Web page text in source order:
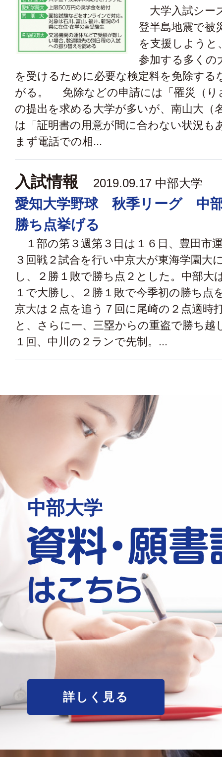
大学入試シー
登半島地震で被
を支援しようと
参加する多くの
を受けるために必要な検定料を免除する
がる。 免除などの申請には「罹災（り
の提出を求める大学が多いが、南山大（
は「証明書の用意が間に合わない状況も
まず電話での相...
入試情報 2019.09.17 中部大学
愛知大学野球 秋季リーグ 中
勝ち点挙げる
１部の第３週第３日は１６日、豊田市
３回戦２試合を行い中京大が東海学園大
し、２勝１敗で勝ち点２とした。中部大
１で大勝し、２勝１敗で今季初の勝ち
京大は２点を追う７回に尾崎の２点適時
と、さらに一、三塁からの重盗で勝ち越
１回、中川の２ランで先制。...
中部大学
詳しく見る